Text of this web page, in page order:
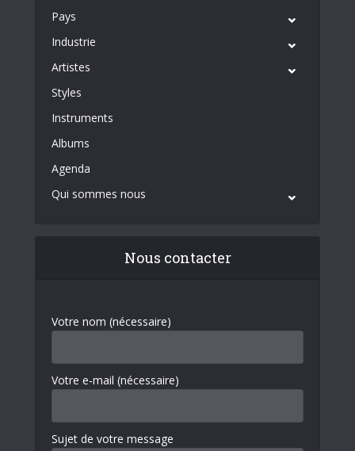
Pays
Industrie
Artistes
Styles
Instruments
Albums
Agenda
Qui sommes nous
Nous contacter
Votre nom (nécessaire)
Votre e-mail (nécessaire)
Sujet de votre message